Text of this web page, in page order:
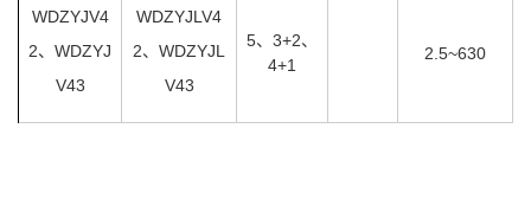
WDZYJV4
2、WDZYJ
V43
WDZYJLV4
2、WDZYJL
V43
5、3+2、
4+1
2.5~630